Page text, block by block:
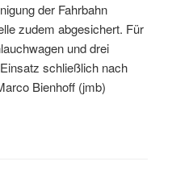
der Fahrbahn
zudem abgesichert. Für
und drei
schließlich nach
Bienhoff (jmb)